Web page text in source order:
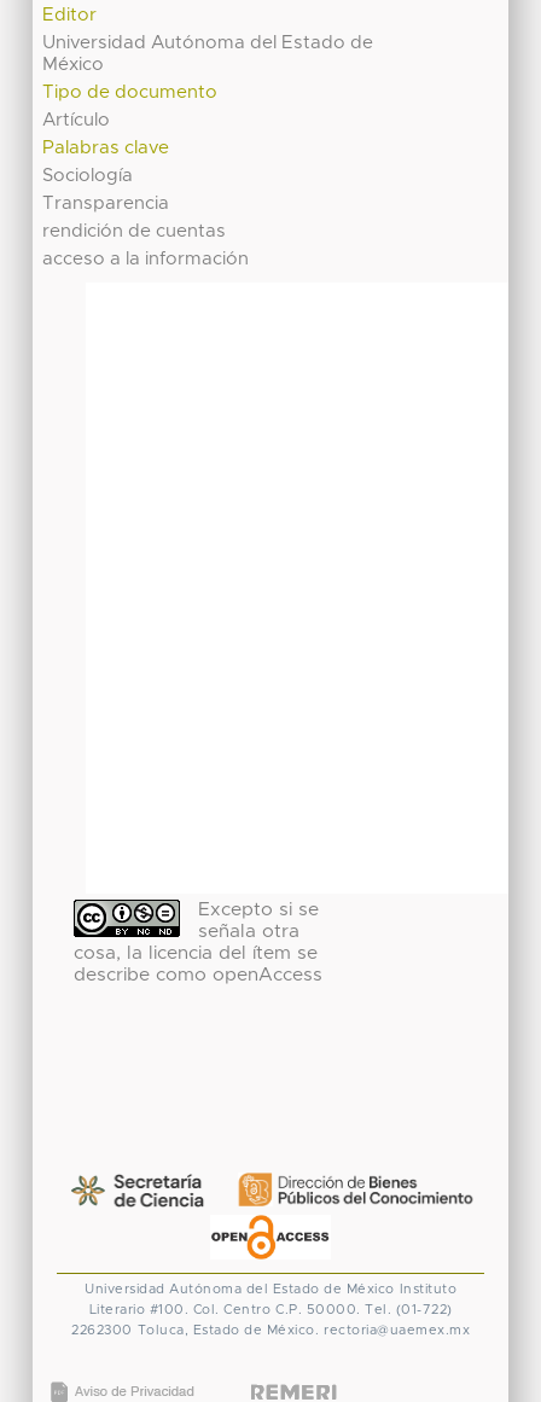
Editor
Universidad Autónoma del Estado de
México
Tipo de documento
Artículo
Palabras clave
Sociología
Transparencia
rendición de cuentas
acceso a la información
Excepto si se
señala otra
cosa, la licencia del ítem se
describe como openAccess
Universidad Autónoma del Estado de México
Instituto
Literario #100. Col. Centro C.P. 50000. Tel. (01-722)
2262300 Toluca, Estado de México. rectoria@uaemex.mx